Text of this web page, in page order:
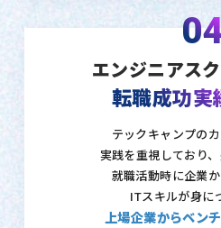
エンジニアス
転職成功実
テックキャンプの
実践を重視しており、
就職活動時に企業
ITスキルが身に
上場企業からベン